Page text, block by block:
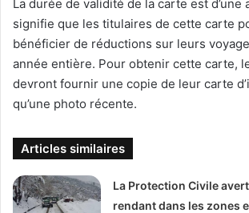
La durée de validité de la carte est d’une
signifie que les titulaires de cette carte
bénéficier de réductions sur leurs
année entière. Pour obtenir cette carte,
devront fournir une copie de leur carte
qu’une photo récente.
Articles similaires
La Protection Civile
rendant dans les zones